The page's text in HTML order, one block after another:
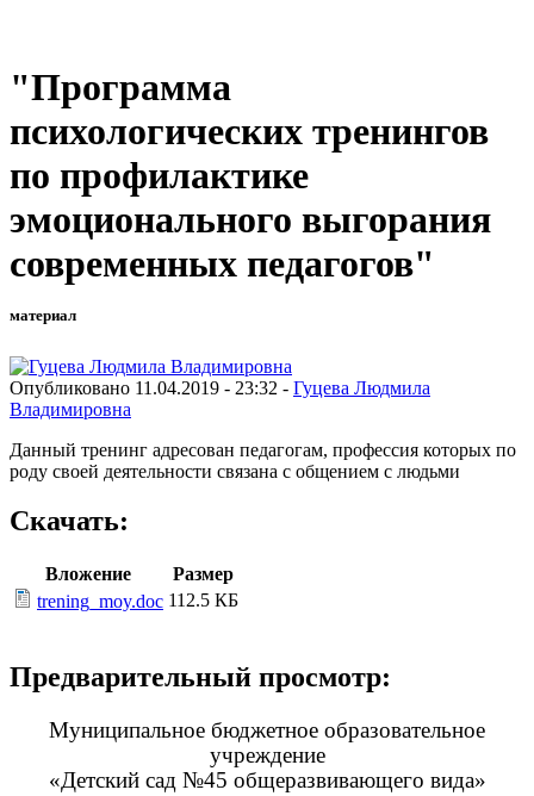
"Программа
психологических тренингов
по профилактике
эмоционального выгорания
современных педагогов"
материал
Опубликовано 11.04.2019 - 23:32 - Гуцева Людмила
Владимировна
Данный тренинг адресован педагогам, профессия которых по
роду своей деятельности связана с общением с людьми
Скачать:
Вложение
Размер
trening_moy.doc 112.5 КБ
Предварительный просмотр:
Муниципальное бюджетное образовательное
учреждение
«Детский сад №45 общеразвивающего вида»